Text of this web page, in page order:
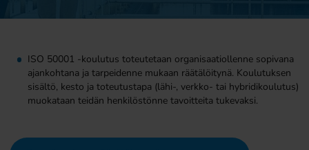
ISO 50001 -koulutus toteutetaan organisaatiollenne sopivana
ajankohtana ja tarpeidenne mukaan räätälöitynä. Koulutuksen
sisältö, kesto ja toteutustapa (lähi-, verkko- tai hybridikoulutus)
muokataan teidän henkilöstönne tavoitteita tukevaksi.